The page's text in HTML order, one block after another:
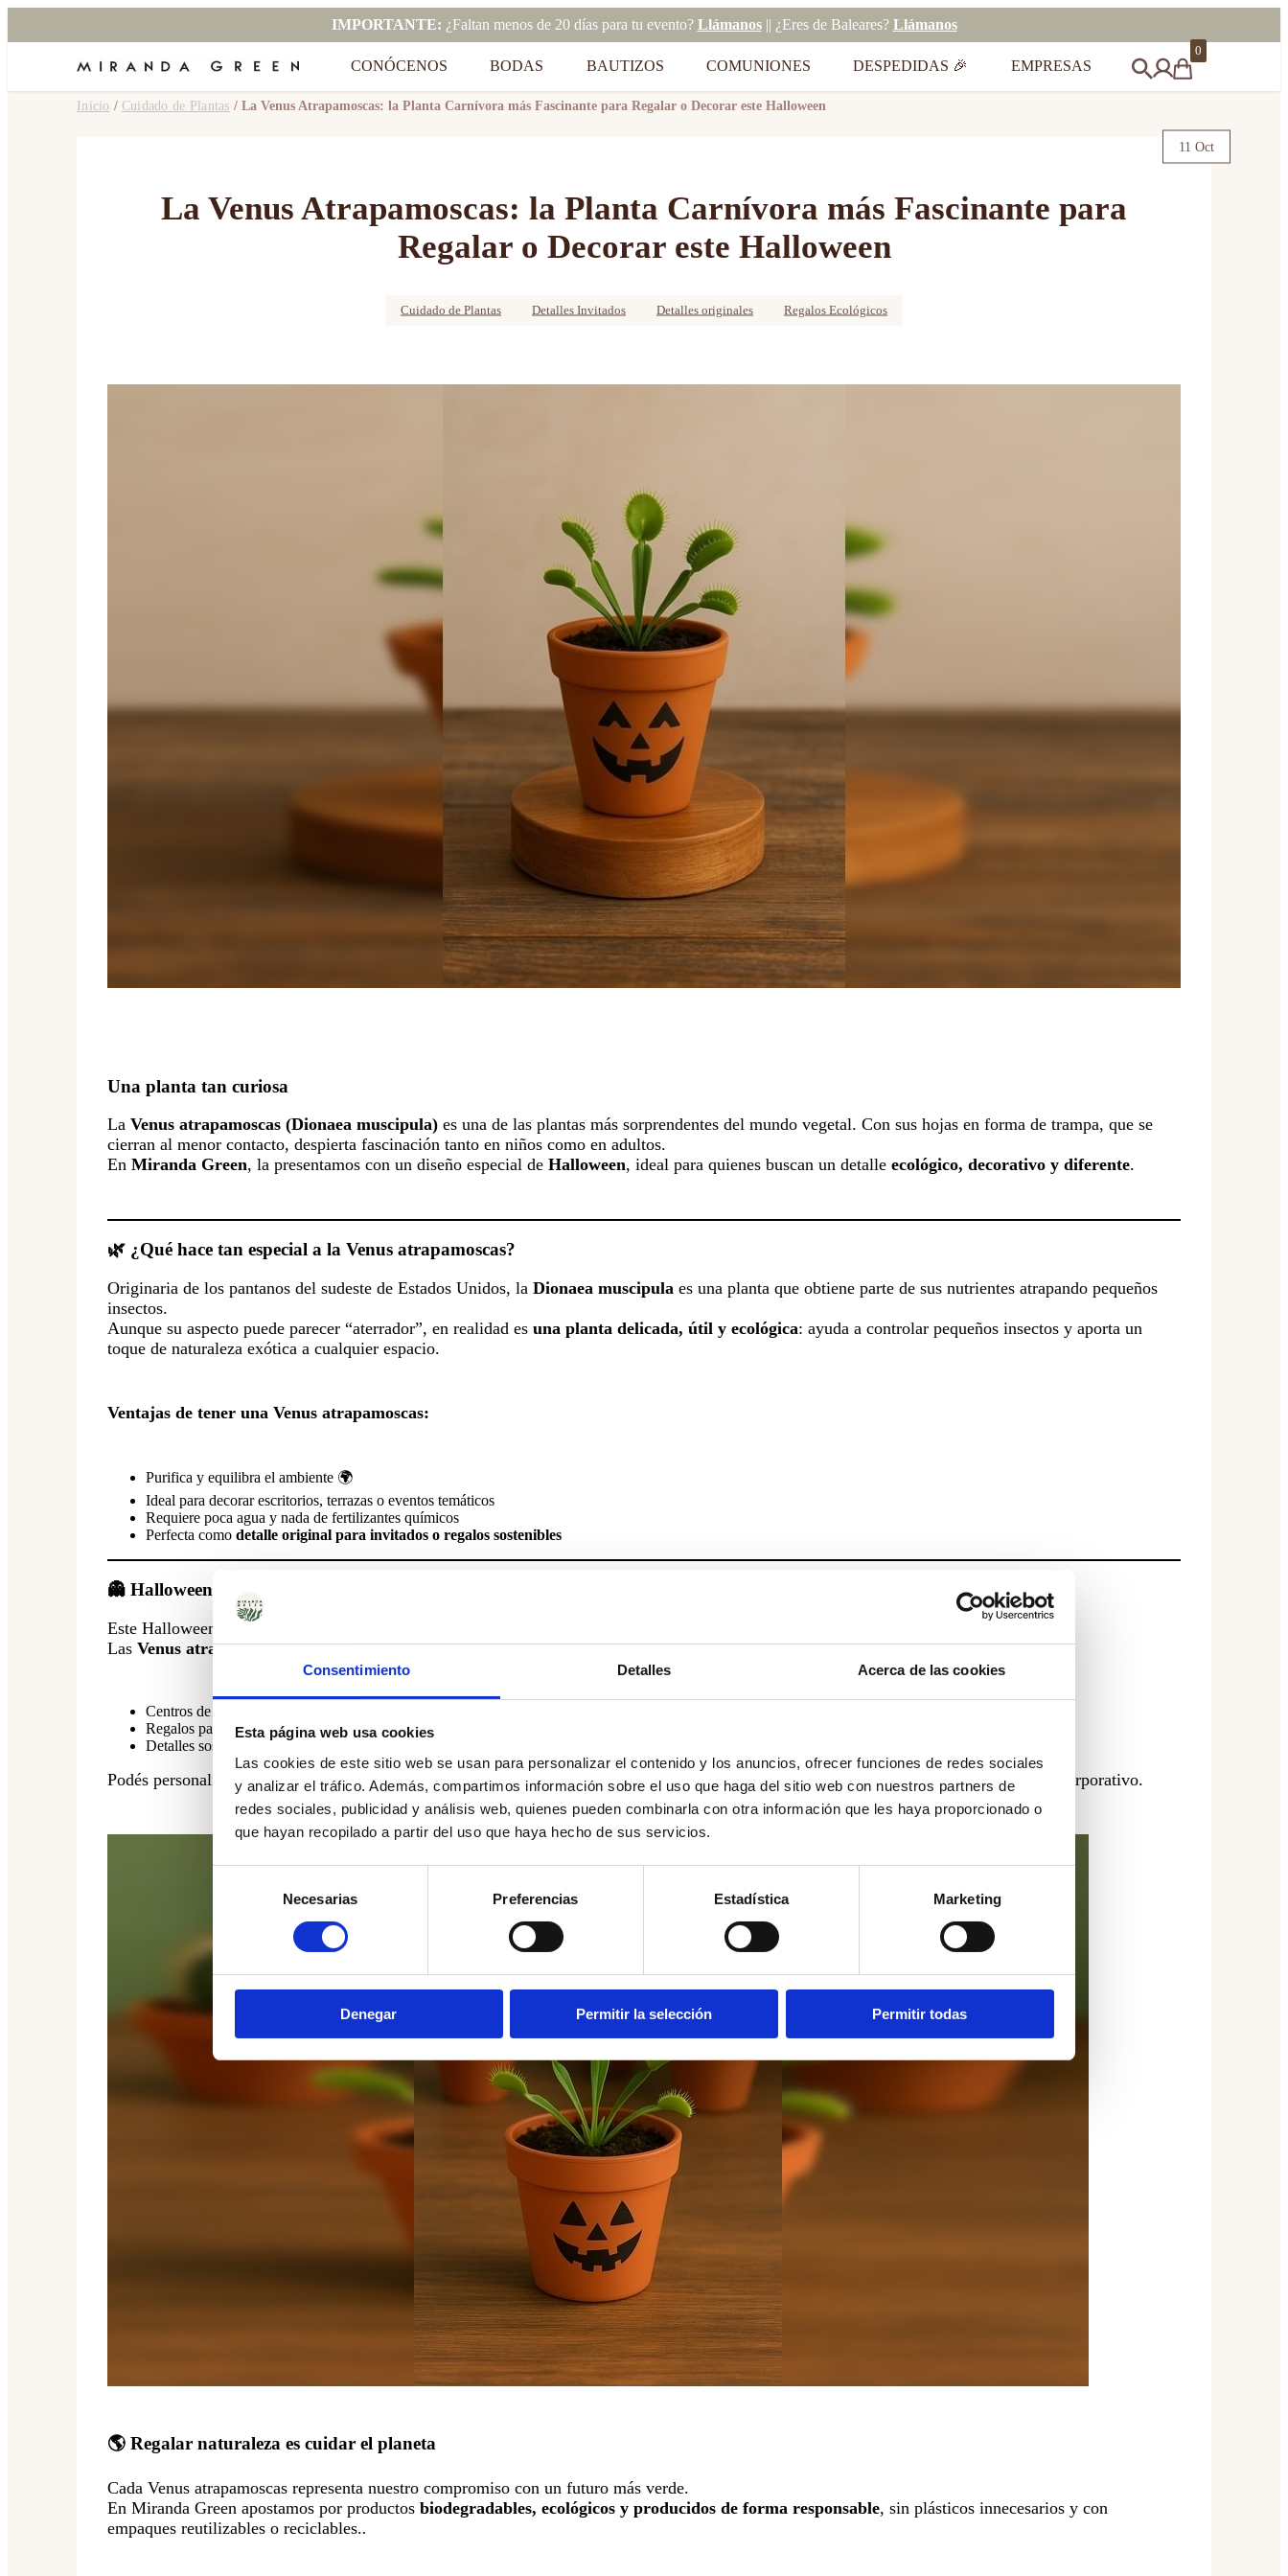
Consentimiento Detalles Acerca de las cookies
Esta página web usa cookies
Las cookies de este sitio web se usan para personalizar el contenido y los anuncios, ofrecer funciones de redes sociales
y analizar el tráfico. Además, compartimos información sobre el uso que haga del sitio web con nuestros partners de
redes sociales, publicidad y análisis web, quienes pueden combinarla con otra información que les haya proporcionado o
que hayan recopilado a partir del uso que haya hecho de sus servicios.
consentimiento
Necesarias Preferencias Estadística Marketing
Denegar Permitir la selección Permitir todas
IMPORTANTE: ¿Faltan menos de 20 días para tu evento? Llámanos|| ¿Eres de Baleares? Llámanos
CONÓCENOS BODAS BAUTIZOS COMUNIONES DESPEDIDAS 🎉 EMPRESAS
0
Inicio / Cuidado de Plantas / La Venus Atrapamoscas: la Planta Carnívora más Fascinante para Regalar o Decorar este Halloween
La Venus Atrapamoscas: la Planta Carnívora más Fascinante para
Regalar o Decorar este Halloween
11 Oct
Cuidado de Plantas Detalles Invitados Detalles originales Regalos Ecológicos
Una planta tan curiosa
La Venus atrapamoscas (Dionaea muscipula) es una de las plantas más sorprendentes del mundo vegetal. Con sus hojas en forma de trampa, que se
cierran al menor contacto, despierta fascinación tanto en niños como en adultos.
En Miranda Green, la presentamos con un diseño especial de Halloween, ideal para quienes buscan un detalle ecológico, decorativo y diferente.
🌿 ¿Qué hace tan especial a la Venus atrapamoscas?
Originaria de los pantanos del sudeste de Estados Unidos, la Dionaea muscipula es una planta que obtiene parte de sus nutrientes atrapando pequeños
insectos.
Aunque su aspecto puede parecer “aterrador”, en realidad es una planta delicada, útil y ecológica: ayuda a controlar pequeños insectos y aporta un
toque de naturaleza exótica a cualquier espacio.
Ventajas de tener una Venus atrapamoscas:
Purifica y equilibra el ambiente 🌍
Ideal para decorar escritorios, terrazas o eventos temáticos
Requiere poca agua y nada de fertilizantes químicos
Perfecta como detalle original para invitados o regalos sostenibles
👻 Halloween Sostenible con Miranda Green
Este Halloween, transforma tu decoración en algo único: combina lo
Las Venus atrapamoscas en macetas biodegradablesde Miranda Green son perfectas para:
Centros de mesa naturales 🎃
Regalos para invitados en eventos temáticos
Detalles sostenibles para escuelas, tiendas o empresas
Podés personalizar laetiqueta decorativacon motivos de calabazas, fantasmas o murciélagos, o añadir tu logotipo si es para un evento corporativo.
🌎 Regalar naturaleza es cuidar el planeta
Cada Venus atrapamoscas representa nuestro compromiso con un futuro más verde.
En Miranda Green apostamos por productos biodegradables, ecológicos y producidos de forma responsable, sin plásticos innecesarios y con
empaques reutilizables o reciclables..